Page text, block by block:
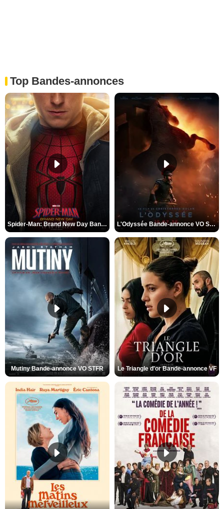
Top Bandes-annonces
Spider-Man: Brand New Day Bande-annonce VO STFR L'Odyssée Bande-annonce VO STFR
Mutiny Bande-annonce VO STFR Le Triangle d'or Bande-annonce VF